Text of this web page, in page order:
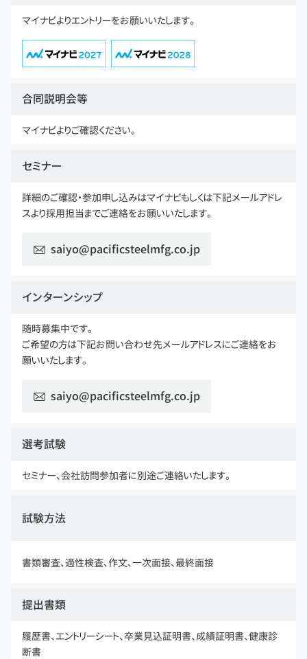
マイナビよりエントリーをお願いいたします。
合同説明会等
マイナビよりご確認ください。
セミナー
詳細のご確認・参加申し込みはマイナビもしくは下記メールアドレ
スより採用担当までご連絡をお願いいたします。
saiyo@pacificsteelmfg.co.jp
インターンシップ
随時募集中です。
ご希望の方は下記お問い合わせ先メールアドレスにご連絡をお
願いいたします。
saiyo@pacificsteelmfg.co.jp
選考試験
セミナー、会社訪問参加者に別途ご連絡いたします。
試験方法
書類審査、適性検査、作文、一次面接、最終面接
提出書類
履歴書、エントリーシート、卒業見込証明書、成績証明書、健康診
断書